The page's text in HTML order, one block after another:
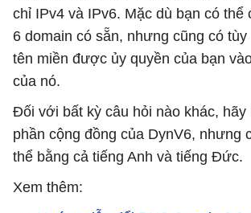
chỉ IPv4 và IPv6. Mặc dù bạn có thể
6 domain có sẵn, nhưng cũng có tùy
tên miền được ủy quyền của bạn
của nó.
Đối với bất kỳ câu hỏi nào khác, hãy
phần cộng đồng của DynV6, nhưng
thể bằng cả tiếng Anh và tiếng Đức.
Xem thêm: